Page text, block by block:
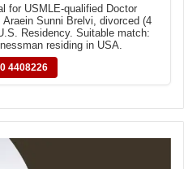
for USMLE-qualified Doctor
Sunni Brelvi, divorced (4
Residency. Suitable match:
residing in USA.
4408226